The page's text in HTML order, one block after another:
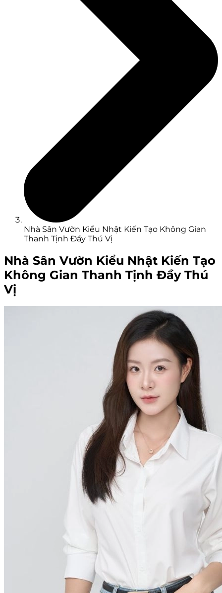
Nhà Sân Vườn Kiểu Nhật Kiến Tạo Không Gian
Thanh Tịnh Đầy Thú Vị
Nhà Sân Vườn Kiểu Nhật Kiến Tạo
Không Gian Thanh Tịnh Đầy Thú
Vị